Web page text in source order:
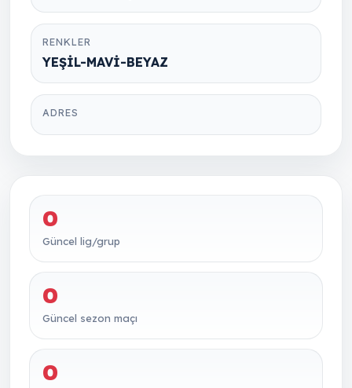
RENKLER
YEŞİL-MAVİ-BEYAZ
ADRES
0
Güncel lig/grup
0
Güncel sezon maçı
0